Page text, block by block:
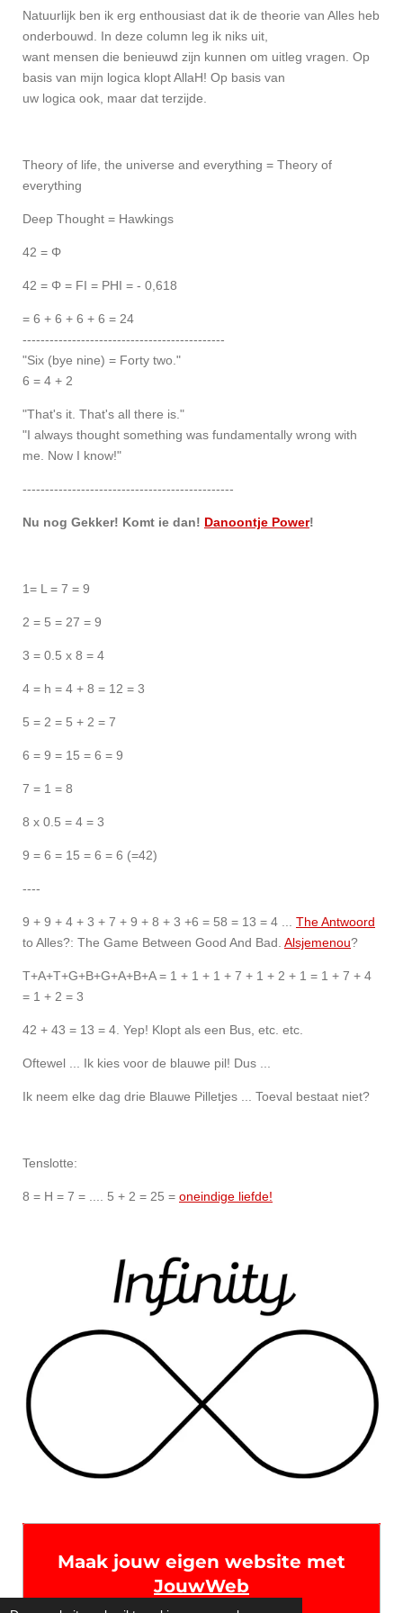
Natuurlijk ben ik erg enthousiast dat ik de theorie van Alles heb
onderbouwd. In deze column leg ik niks uit,
want mensen die benieuwd zijn kunnen om uitleg vragen. Op
basis van mijn logica klopt AllaH! Op basis van
uw logica ook, maar dat terzijde.
Theory of life, the universe and everything = Theory of
everything
Deep Thought = Hawkings
42 = Φ
42 = Φ = FI = PHI = - 0,618
= 6 + 6 + 6 + 6 = 24
---------------------------------------------
"Six (bye nine) = Forty two."
6 = 4 + 2
"That's it. That's all there is."
"I always thought something was fundamentally wrong with
me. Now I know!"
-----------------------------------------------
Nu nog Gekker! Komt ie dan! Danoontje Power!
1= L = 7 = 9
2 = 5 = 27 = 9
3 = 0.5 x 8 = 4
4 = h = 4 + 8 = 12 = 3
5 = 2 = 5 + 2 = 7
6 = 9 = 15 = 6 = 9
7 = 1 = 8
8 x 0.5 = 4 = 3
9 = 6 = 15 = 6 = 6 (=42)
----
9 + 9 + 4 + 3 + 7 + 9 + 8 + 3 +6 = 58 = 13 = 4 ... The Antwoord
to Alles?: The Game Between Good And Bad. Alsjemenou?
T+A+T+G+B+G+A+B+A = 1 + 1 + 1 + 7 + 1 + 2 + 1 = 1 + 7 + 4
= 1 + 2 = 3
42 + 43 = 13 = 4. Yep! Klopt als een Bus, etc. etc.
Oftewel ... Ik kies voor de blauwe pil! Dus ...
Ik neem elke dag drie Blauwe Pilletjes ... Toeval bestaat niet?
Tenslotte:
8 = H = 7 = .... 5 + 2 = 25 = oneindige liefde!
Maak jouw eigen website met
JouwWeb